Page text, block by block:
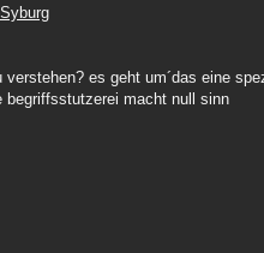
es geht um´das eine
begriffsstutzerei macht null sinn